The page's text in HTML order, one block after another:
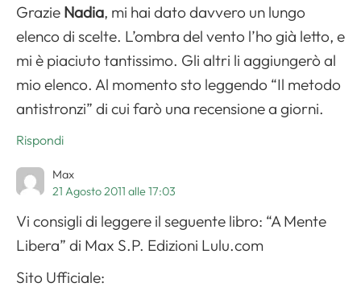
Grazie Nadia, mi hai dato davvero un lungo
elenco di scelte. L’ombra del vento l’ho già letto, e
mi è piaciuto tantissimo. Gli altri li aggiungerò al
mio elenco. Al momento sto leggendo “Il metodo
antistronzi” di cui farò una recensione a giorni.
Rispondi
Max
21 Agosto 2011 alle 17:03
Vi consigli di leggere il seguente libro: “A Mente
Libera” di Max S.P. Edizioni Lulu.com
Sito Ufficiale: